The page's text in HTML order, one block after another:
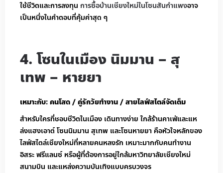
ใช้ชีวิตและการลงทุน การซื้อบ้านเชียงใหม่ในโซนสันกำแพงอาจ
เป็นหนึ่งในคำตอบที่คุ้มค่าสุด ๆ
4. โซนในเมือง นิมมาน – สุ
เทพ – หายยา
เหมาะกับ: คนโสด / คู่รักวัยทำงาน / สายไลฟ์สไตล์จัดเต็ม
สำหรับใครที่ชอบชีวิตในเมือง เดินทางง่าย ใกล้ร้านคาเฟ่และแห
ล่งแฮงเอาต์ โซนนิมมาน สุเทพ และโซนหายยา คือหัวใจหลักของ
ไลฟ์สไตล์เชียงใหม่ที่หลายคนหลงรัก เหมาะมากกับคนทำงาน
อิสระ ฟรีแลนซ์ หรือผู้ที่ต้องการอยู่ใกล้มหาวิทยาลัยเชียงใหม่
สนามบิน และแหล่งความบันเทิงแบบครบวงจร